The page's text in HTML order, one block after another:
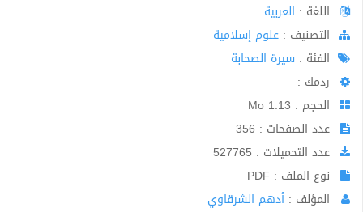
اللغة : العربية
اﻟﺘﺼﻨﻴﻒ : علوم إسلامية
الفئة : سيرة الصحابة
ردمك :
الحجم : 1.13 Mo
عدد الصفحات : 356
عدد التحميلات : 527765
نوع الملف : PDF
المؤلف : أدهم الشرقاوي